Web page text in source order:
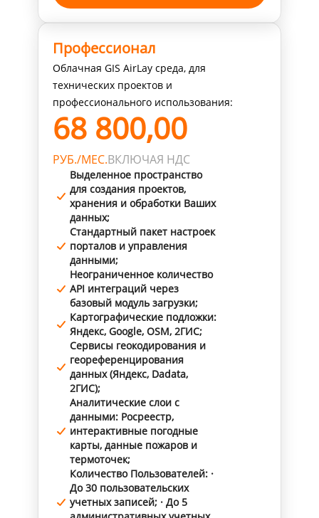
Профессионал
Облачная GIS AirLay среда, для
технических проектов и
профессионального использования:
68 800,00
РУБ./МЕС.ВКЛЮЧАЯ НДС
Выделенное пространство
для создания проектов,
хранения и обработки Ваших
данных;
Стандартный пакет настроек
порталов и управления
данными;
Неограниченное количество
API интеграций через
базовый модуль загрузки;
Картографические подложки:
Яндекс, Google, OSM, 2ГИС;
Сервисы геокодирования и
геореференцирования
данных (Яндекс, Dadata,
2ГИС);
Аналитические слои с
данными: Росреестр,
интерактивные погодные
карты, данные пожаров и
термоточек;
Количество Пользователей: ·
До 30 пользовательских
учетных записей; · До 5